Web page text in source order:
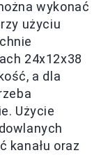
wykonać
użyciu
24x12x38
a dla
Użycie
kanału oraz